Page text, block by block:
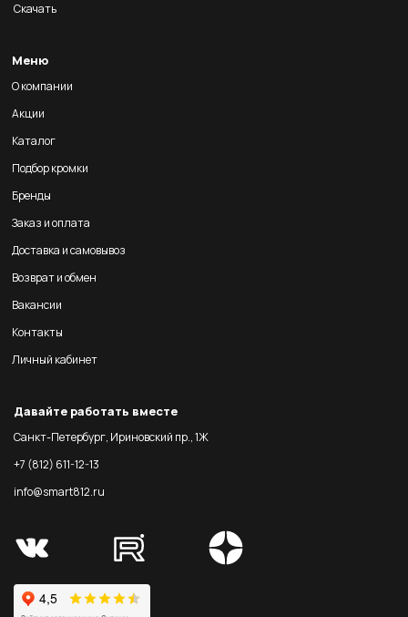
Скачать
Меню
О компании
Акции
Каталог
Подбор кромки
Бренды
Заказ и оплата
Доставка и самовывоз
Возврат и обмен
Вакансии
Контакты
Личный кабинет
Давайте работать вместе
Санкт-Петербург, Ириновский пр., 1Ж
+7 (812) 611-12-13
info@smart812.ru